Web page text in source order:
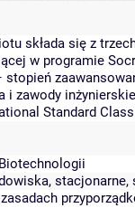
składa się z
w programie
i zawody
Standard
stacjonarne,